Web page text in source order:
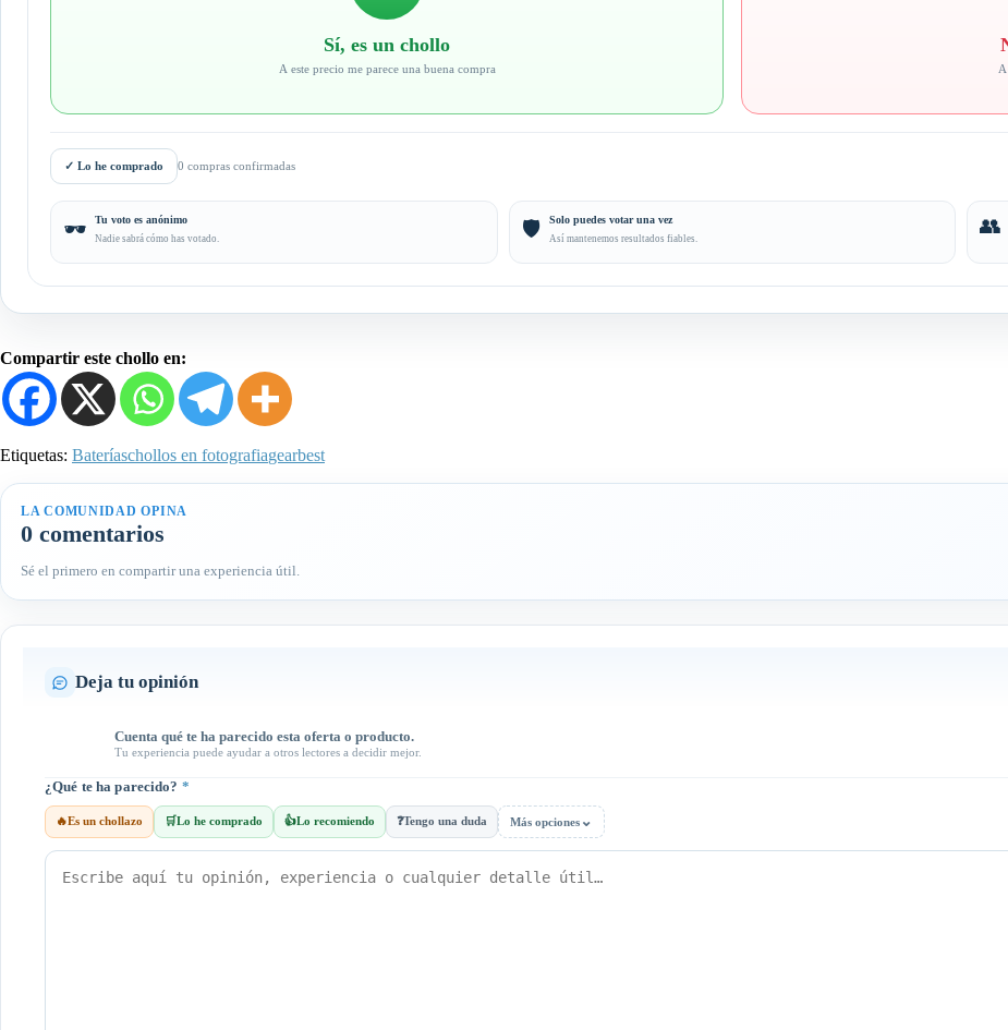
Sí, es un chollo
A este precio me parece una buena compra
✓ Lo he comprado 0 compras confirmadas
🕶️ Tu voto es anónimo
Nadie sabrá cómo has votado. 🛡️ Solo puedes votar una vez
Así mantenemos resultados fiables.
👥
Compartir este chollo en:
Etiquetas: Bateríaschollos en fotografiagearbest
LA COMUNIDAD OPINA
0 comentarios
Sé el primero en compartir una experiencia útil.
Deja tu opinión
Cuenta qué te ha parecido esta oferta o producto.
Tu experiencia puede ayudar a otros lectores a decidir mejor.
¿Qué te ha parecido? *
🔥Es un chollazo 🛒Lo he comprado 👍Lo recomiendo ❓Tengo una duda Más opciones ⌄